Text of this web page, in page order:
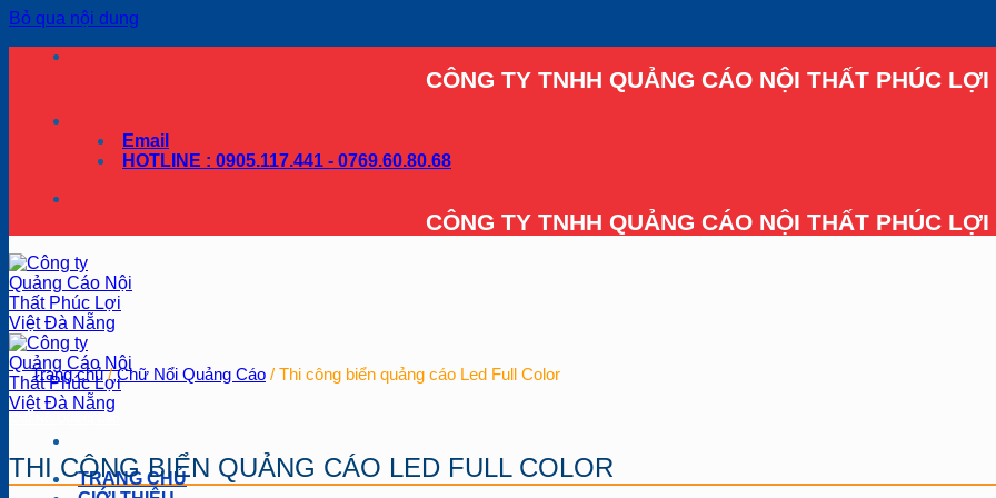
Bỏ qua nội dung
CÔNG TY TNHH QUẢNG CÁO NỘI THẤT PHÚC LỢI
Email
HOTLINE : 0905.117.441 - 0769.60.80.68
CÔNG TY TNHH QUẢNG CÁO NỘI THẤT PHÚC LỢI
TRANG CHỦ
Trang chủ / Chữ Nổi Quảng Cáo / Thi công biển quảng cáo Led Full Color
THI CÔNG BIỂN QUẢNG CÁO LED FULL COLOR